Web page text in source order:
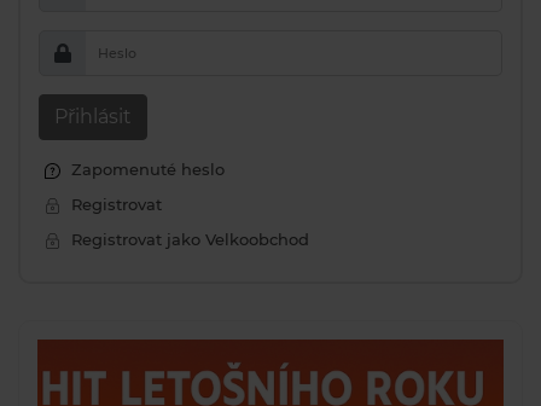
Heslo
Přihlásit
Zapomenuté heslo
Registrovat
Registrovat jako Velkoobchod